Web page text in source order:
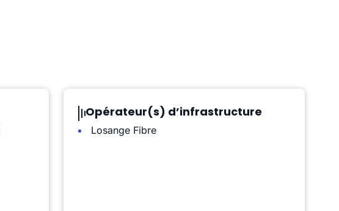
Opérateur(s) d’infrastructure
Losange Fibre